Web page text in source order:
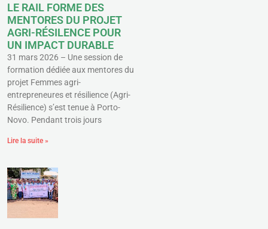
LE RAIL FORME DES
MENTORES DU PROJET
AGRI-RÉSILENCE POUR
UN IMPACT DURABLE
31 mars 2026 – Une session de
formation dédiée aux mentores du
projet Femmes agri-
entrepreneures et résilience (Agri-
Résilience) s’est tenue à Porto-
Novo. Pendant trois jours
Lire la suite »